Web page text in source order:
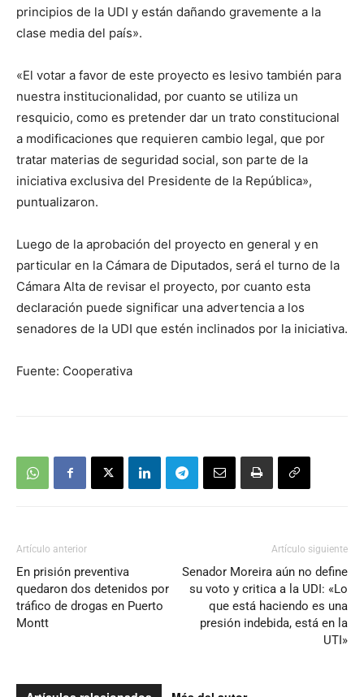
principios de la UDI y están dañando gravemente a la
clase media del país».
«El votar a favor de este proyecto es lesivo también para
nuestra institucionalidad, por cuanto se utiliza un
resquicio, como es pretender dar un trato constitucional
a modificaciones que requieren cambio legal, que por
tratar materias de seguridad social, son parte de la
iniciativa exclusiva del Presidente de la República»,
puntualizaron.
Luego de la aprobación del proyecto en general y en
particular en la Cámara de Diputados, será el turno de la
Cámara Alta de revisar el proyecto, por cuanto esta
declaración puede significar una advertencia a los
senadores de la UDI que estén inclinados por la iniciativa.
Fuente: Cooperativa
Artículo anterior
En prisión preventiva
quedaron dos detenidos por
tráfico de drogas en Puerto
Montt
Artículo siguiente
Senador Moreira aún no define
su voto y critica a la UDI: «Lo
que está haciendo es una
presión indebida, está en la
UTI»